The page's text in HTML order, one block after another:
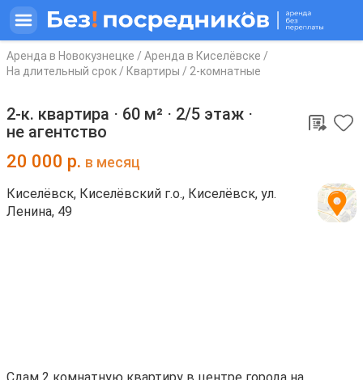
Аренда в Новокузнецке / Аренда в Киселёвске /
На длительный срок / Квартиры / 2-комнатные
2-к. квартира ⋅ 60 м² ⋅ 2/5 этаж ⋅
не агентство
20 000 р. в месяц
Киселёвск, Киселёвский г.о., Киселёвск, ул.
Ленина, 49